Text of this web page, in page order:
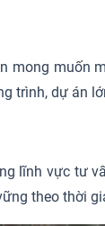
muốn
trình, dự án
lĩnh vực tư
theo thời